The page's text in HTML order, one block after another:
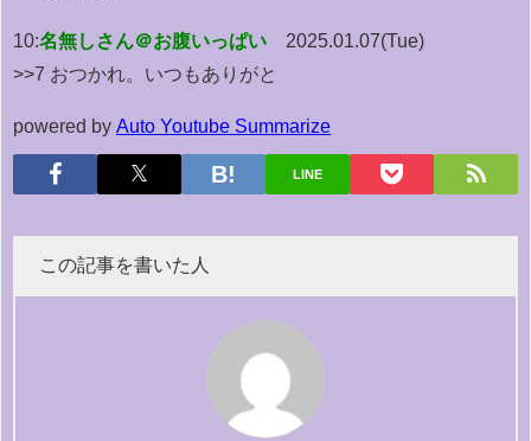
10:名無しさん＠お腹いっぱい
2025.01.07(Tue)
>>7 おつかれ。いつもありがと
powered by Auto Youtube Summarize
LINE
この記事を書いた人